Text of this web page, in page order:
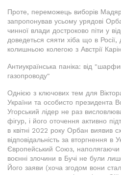
Проте, переможець виборів
запропонував усьому урядові
чинної влади достроково піти у
доведеться сяяти хіба що в Росії,
колишньою колегою з Австрії
Антиукраїнська паніка: від
газопроводу"
Однією з ключових тем для
України та особисто президента
Угорський лідер не раз
фігур, і його оточення активно
в квітні 2022 року Орбан виявив
відповідальність за вторгнення в
Європейський Союз, наполягаючи
воєнні злочини в Бучі не були
Його заяви (хоча згодом вони